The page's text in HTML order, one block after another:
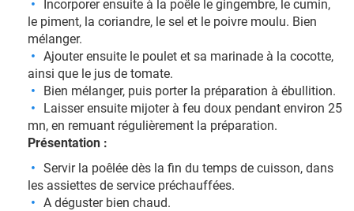
Incorporer ensuite à la poêle le gingembre, le cumin,
le piment, la coriandre, le sel et le poivre moulu. Bien
mélanger.
Ajouter ensuite le poulet et sa marinade à la cocotte,
ainsi que le jus de tomate.
Bien mélanger, puis porter la préparation à ébullition.
Laisser ensuite mijoter à feu doux pendant environ 25
mn, en remuant régulièrement la préparation.
Présentation :
Servir la poêlée dès la fin du temps de cuisson, dans
les assiettes de service préchauffées.
A déguster bien chaud.